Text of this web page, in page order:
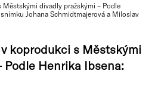
divadly pražskými – Podle
Johana Schmidtmajerová a Miloslav
koprodukci s Městskými
Podle Henrika Ibsena: